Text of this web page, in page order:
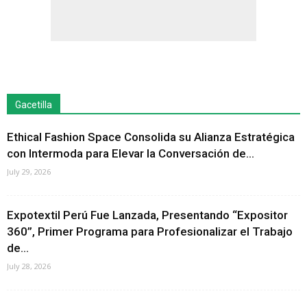
Gacetilla
Ethical Fashion Space Consolida su Alianza Estratégica
con Intermoda para Elevar la Conversación de...
July 29, 2026
Expotextil Perú Fue Lanzada, Presentando “Expositor
360”, Primer Programa para Profesionalizar el Trabajo
de...
July 28, 2026